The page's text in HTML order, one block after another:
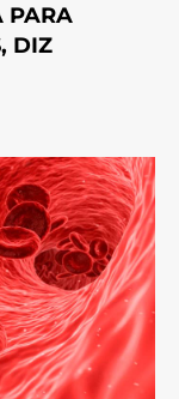
PARA
DIZ